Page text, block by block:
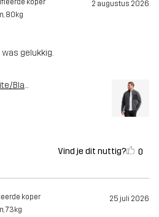
koper 2 augustus 2026
80kg
was gelukkig.
Anthracite/Black
Vind je dit nuttig? 0
koper 25 juli 2026
73kg